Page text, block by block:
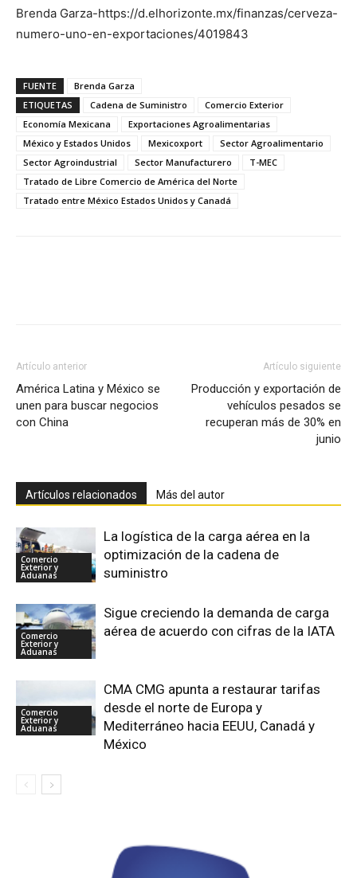
Brenda Garza-https://d.elhorizonte.mx/finanzas/cerveza-
numero-uno-en-exportaciones/4019843
FUENTE
Brenda Garza
ETIQUETAS
Cadena de Suministro
Comercio Exterior
Economía Mexicana
Exportaciones Agroalimentarias
México y Estados Unidos
Mexicoxport
Sector Agroalimentario
Sector Agroindustrial
Sector Manufacturero
T-MEC
Tratado de Libre Comercio de América del Norte
Tratado entre México Estados Unidos y Canadá
Artículo anterior
América Latina y México se
unen para buscar negocios
con China
Artículo siguiente
Producción y exportación de
vehículos pesados se
recuperan más de 30% en
junio
Artículos relacionados Más del autor
Comercio
Exterior y
Aduanas
La logística de la carga aérea en la
optimización de la cadena de
suministro
Comercio
Exterior y
Aduanas
Sigue creciendo la demanda de carga
aérea de acuerdo con cifras de la IATA
Comercio
Exterior y
Aduanas
CMA CMG apunta a restaurar tarifas
desde el norte de Europa y
Mediterráneo hacia EEUU, Canadá y
México